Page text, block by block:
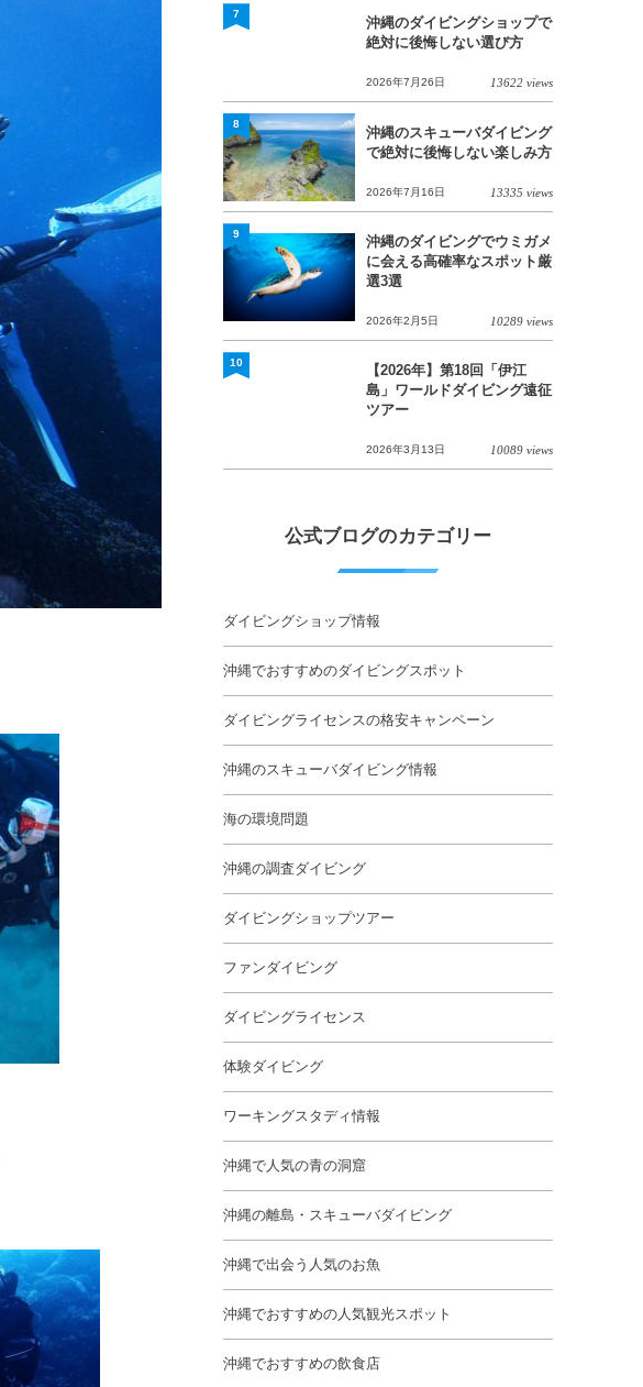
沖縄のダイビングショップで
絶対に後悔しない選び方
2026年7月26日 13622 views
7
沖縄のスキューバダイビング
で絶対に後悔しない楽しみ方
2026年7月16日 13335 views
8
沖縄のダイビングでウミガメ
に会える高確率なスポット厳
選3選
2026年2月5日 10289 views
9
【2026年】第18回「伊江
島」ワールドダイビング遠征
ツアー
2026年3月13日 10089 views
10
公式ブログのカテゴリー
ダイビングショップ情報
沖縄でおすすめのダイビングスポット
ダイビングライセンスの格安キャンペーン
沖縄のスキューバダイビング情報
海の環境問題
沖縄の調査ダイビング
ダイビングショップツアー
ファンダイビング
ダイビングライセンス
体験ダイビング
ワーキングスタディ情報
沖縄で人気の青の洞窟
沖縄の離島・スキューバダイビング
沖縄で出会う人気のお魚
沖縄でおすすめの人気観光スポット
沖縄でおすすめの飲食店